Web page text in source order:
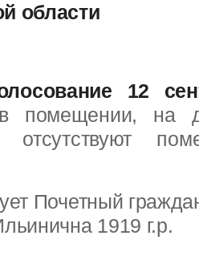
области
12
в помещении, на
отсутствуют
Почетный
1919 г.р.